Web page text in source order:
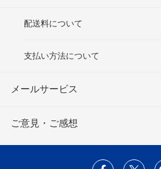
配送料について
支払い方法について
メールサービス
ご意見・ご感想